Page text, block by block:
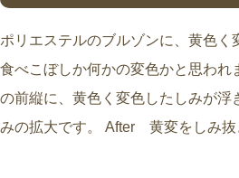
ポリエステルのブルゾンに、黄色く
食べこぼしか何かの変色かと思わ
の前縦に、黄色く変色したしみが浮
みの拡大です。 After 黄変をしみ